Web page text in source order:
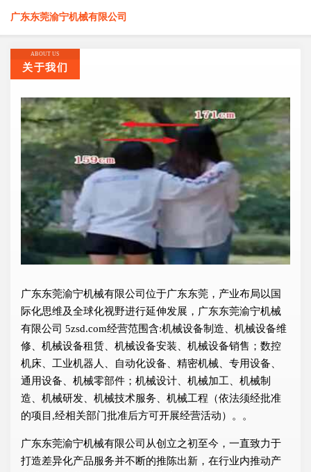
广东东莞渝宁机械有限公司
ABOUT US
关于我们
广东东莞渝宁机械有限公司位于广东东莞，产业布局以国
际化思维及全球化视野进行延伸发展，广东东莞渝宁机械
有限公司 5zsd.com经营范围含:机械设备制造、机械设备维
修、机械设备租赁、机械设备安装、机械设备销售；数控
机床、工业机器人、自动化设备、精密机械、专用设备、
通用设备、机械零部件；机械设计、机械加工、机械制
造、机械研发、机械技术服务、机械工程（依法须经批准
的项目,经相关部门批准后方可开展经营活动）。。
广东东莞渝宁机械有限公司从创立之初至今，一直致力于
打造差异化产品服务并不断的推陈出新，在行业内推动产